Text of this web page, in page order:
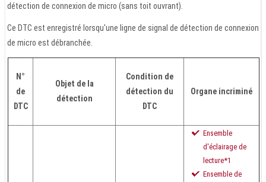
détection de connexion de micro (sans toit ouvrant).
Ce DTC est enregistré lorsqu'une ligne de signal de détection de connexion
de micro est débranchée.
N°
de
DTC
Objet de la
détection
Condition de
détection du
DTC
Organe incriminé
Ensemble
d'éclairage de
lecture*1
Ensemble de